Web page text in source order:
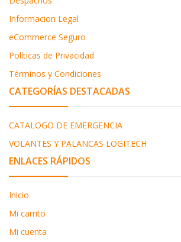
Informacion Legal
eCommerce Seguro
Políticas de Privacidad
Términos y Condiciones
CATEGORÍAS DESTACADAS
CATALOGO DE EMERGENCIA
VOLANTES Y PALANCAS LOGITECH
ENLACES RÁPIDOS
Inicio
Mi carrito
Mi cuenta